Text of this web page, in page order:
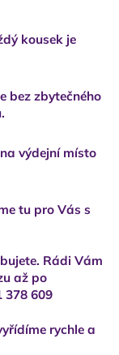
kousek je
bez zbytečného
výdejní místo
tu pro Vás s
Rádi Vám
až po
378 609
rychle a